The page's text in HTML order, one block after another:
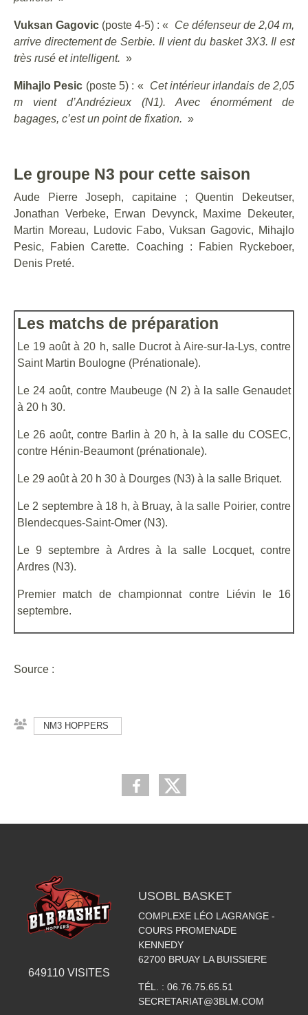
Vuksan Gagovic (poste 4-5) : « Ce défenseur de 2,04 m,
arrive directement de Serbie. Il vient du basket 3X3. Il est
très rusé et intelligent. »
Mihajlo Pesic (poste 5) : « Cet intérieur irlandais de 2,05
m vient d’Andrézieux (N1). Avec énormément de
bagages, c’est un point de fixation. »
Le groupe N3 pour cette saison
Aude Pierre Joseph, capitaine ; Quentin Dekeutser,
Jonathan Verbeke, Erwan Devynck, Maxime Dekeuter,
Martin Moreau, Ludovic Fabo, Vuksan Gagovic, Mihajlo
Pesic, Fabien Carette. Coaching : Fabien Ryckeboer,
Denis Preté.
Les matchs de préparation
Le 19 août à 20 h, salle Ducrot à Aire-sur-la-Lys, contre
Saint Martin Boulogne (Prénationale).
Le 24 août, contre Maubeuge (N 2) à la salle Genaudet
à 20 h 30.
Le 26 août, contre Barlin à 20 h, à la salle du COSEC,
contre Hénin-Beaumont (prénationale).
Le 29 août à 20 h 30 à Dourges (N3) à la salle Briquet.
Le 2 septembre à 18 h, à Bruay, à la salle Poirier, contre
Blendecques-Saint-Omer (N3).
Le 9 septembre à Ardres à la salle Locquet, contre
Ardres (N3).
Premier match de championnat contre Liévin le 16
septembre.
Source :
NM3 HOPPERS
649110VISITES
USOBL BASKET
COMPLEXE LÉO LAGRANGE -
COURS PROMENADE
KENNEDY
62700 BRUAY LA BUISSIERE
TÉL. : 06.76.75.65.51
SECRETARIAT@3BLM.COM